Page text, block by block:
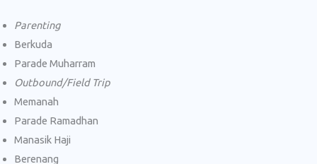
Parenting
Berkuda
Parade Muharram
Outbound/Field Trip
Memanah
Parade Ramadhan
Manasik Haji
Berenang